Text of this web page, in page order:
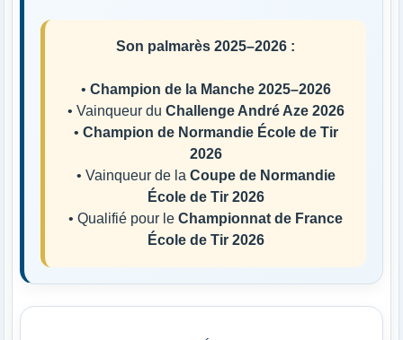
Son palmarès 2025–2026 :
• Champion de la Manche 2025–2026
• Vainqueur du Challenge André Aze 2026
• Champion de Normandie École de Tir
2026
• Vainqueur de la Coupe de Normandie
École de Tir 2026
• Qualifié pour le Championnat de France
École de Tir 2026